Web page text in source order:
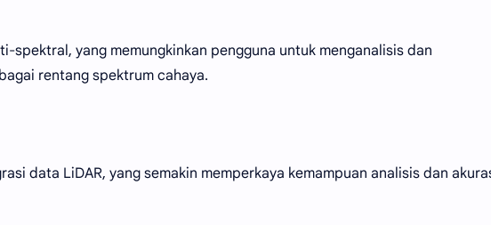
spektral, yang memungkinkan pengguna untuk menganalisis dan
rentang spektrum cahaya.
data LiDAR, yang semakin memperkaya kemampuan analisis dan